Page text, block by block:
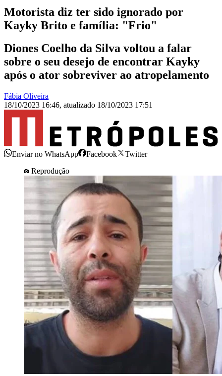
Motorista diz ter sido ignorado por
Kayky Brito e família: "Frio"
Diones Coelho da Silva voltou a falar
sobre o seu desejo de encontrar Kayky
após o ator sobreviver ao atropelamento
Fábia Oliveira
18/10/2023 16:46, atualizado 18/10/2023 17:51
Enviar no WhatsApp Facebook
Twitter
Reprodução